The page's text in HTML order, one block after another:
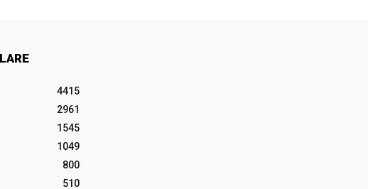
4415
2961
1545
1049
800
510